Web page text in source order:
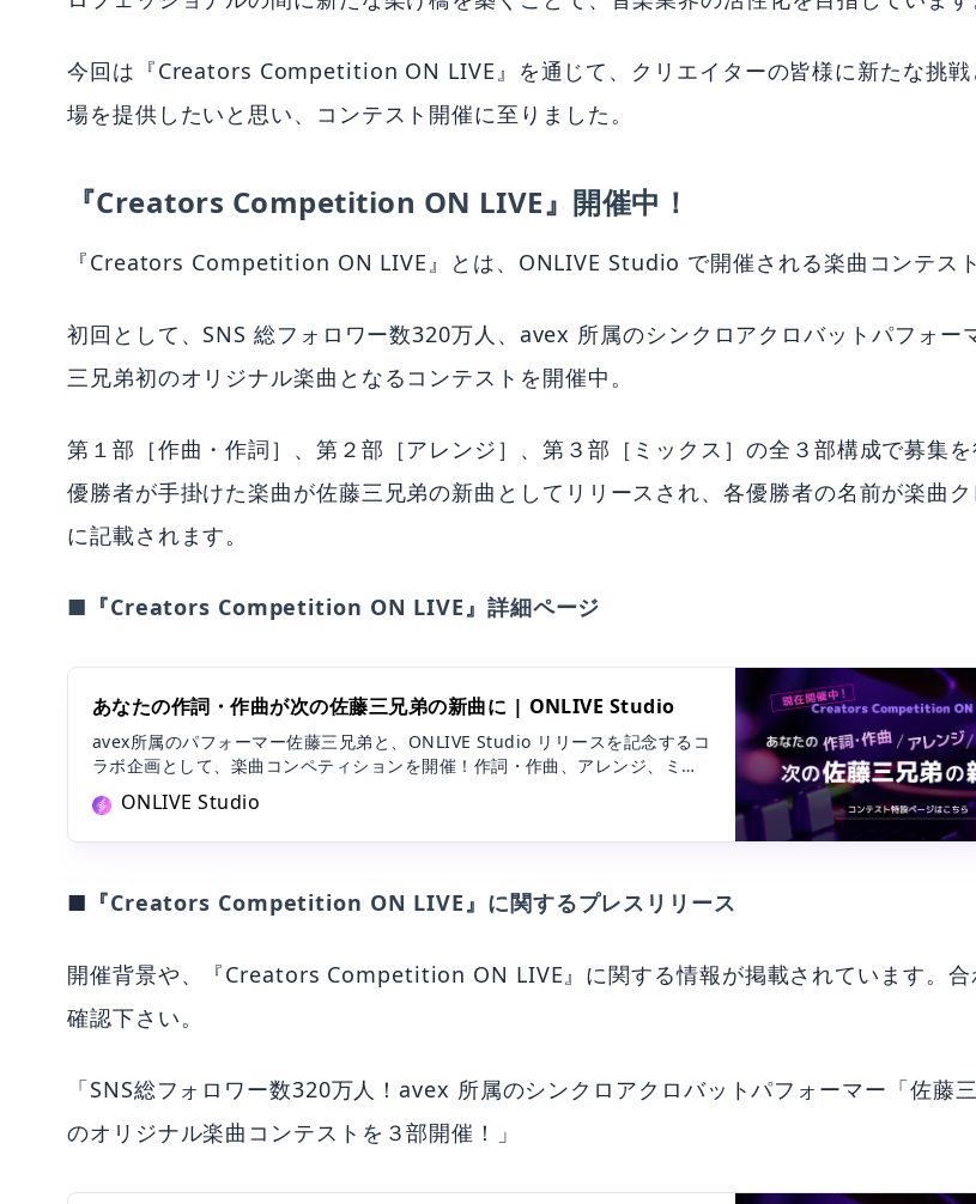
今回は『Creators Competition ON LIVE』を通じて、クリエイターの皆様に新たな挑戦
場を提供したいと思い、コンテスト開催に至りました。
『Creators Competition ON LIVE』開催中！
『Creators Competition ON LIVE』とは、ONLIVE Studio で開催される楽曲コンテスト
初回として、SNS 総フォロワー数320万人、avex 所属のシンクロアクロバットパフォー
三兄弟初のオリジナル楽曲となるコンテストを開催中。
第１部［作曲・作詞］、第２部［アレンジ］、第３部［ミックス］の全３部構成で募集
優勝者が手掛けた楽曲が佐藤三兄弟の新曲としてリリースされ、各優勝者の名前が楽曲ク
に記載されます。
■『Creators Competition ON LIVE』詳細ページ
あなたの作詞・作曲が次の佐藤三兄弟の新曲に | ONLIVE Studio
avex所属のパフォーマー佐藤三兄弟と、ONLIVE Studio リリースを記念するコ
ラボ企画として、楽曲コンペティションを開催！作詞・作曲、アレンジ、ミッ
クスの３段階で募集を行い、優勝者の楽曲は佐藤三兄弟の初のオリジナル曲と
してリリースされます！あなたも佐藤三兄弟の楽曲にクレジット掲載されるか
も！？
ONLIVE Studio
■ 『Creators Competition ON LIVE』に関するプレスリリース
開催背景や、『Creators Competition ON LIVE』に関する情報が掲載されています。合
確認下さい。
「SNS総フォロワー数320万人！avex 所属のシンクロアクロバットパフォーマー「佐藤
のオリジナル楽曲コンテストを３部開催！」